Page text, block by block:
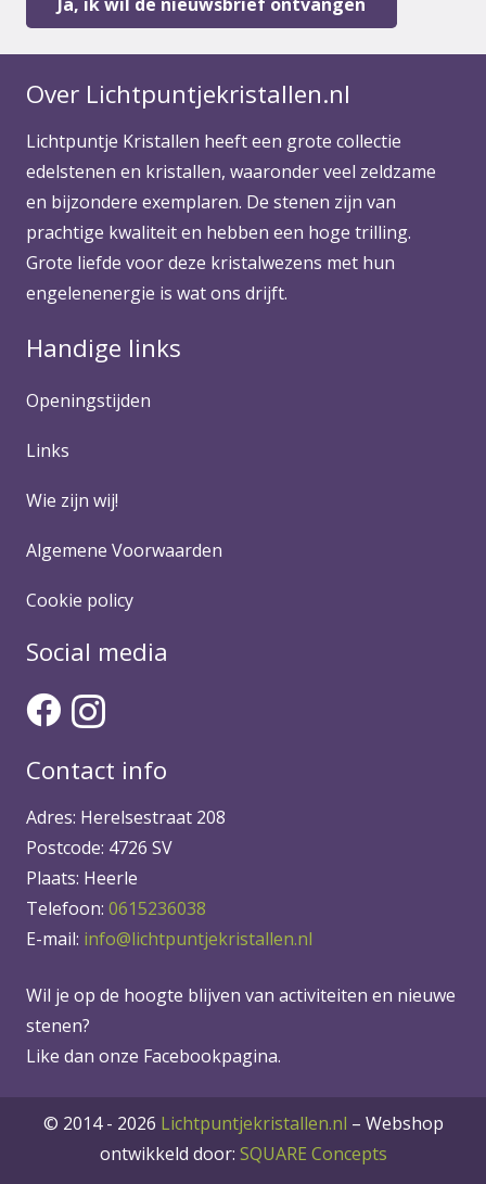
Over Lichtpuntjekristallen.nl
Lichtpuntje Kristallen heeft een grote collectie
edelstenen en kristallen, waaronder veel zeldzame
en bijzondere exemplaren. De stenen zijn van
prachtige kwaliteit en hebben een hoge trilling.
Grote liefde voor deze kristalwezens met hun
engelenenergie is wat ons drijft.
Handige links
Openingstijden
Links
Wie zijn wij!
Algemene Voorwaarden
Cookie policy
Social media
Contact info
Adres: Herelsestraat 208
Postcode: 4726 SV
Plaats: Heerle
Telefoon: 0615236038
E-mail: info@lichtpuntjekristallen.nl
Wil je op de hoogte blijven van activiteiten en nieuwe
stenen?
Like dan onze Facebookpagina.
© 2014 - 2026 Lichtpuntjekristallen.nl – Webshop
ontwikkeld door: SQUARE Concepts